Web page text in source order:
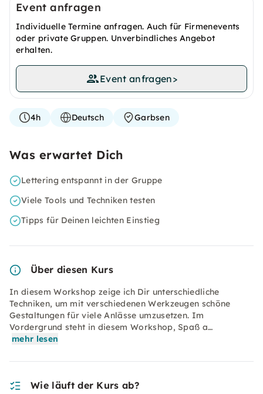
Event anfragen
Individuelle Termine anfragen. Auch für Firmenevents
oder private Gruppen. Unverbindliches Angebot
erhalten.
Event anfragen>
4h Deutsch Garbsen
Was erwartet Dich
Lettering entspannt in der Gruppe
Viele Tools und Techniken testen
Tipps für Deinen leichten Einstieg
Über diesen Kurs
In diesem Workshop zeige ich Dir unterschiedliche
Techniken, um mit verschiedenen Werkzeugen schöne
Gestaltungen für viele Anlässe umzusetzen. Im
Vordergrund steht in diesem Workshop, Spaß a…
mehr lesen
Wie läuft der Kurs ab?